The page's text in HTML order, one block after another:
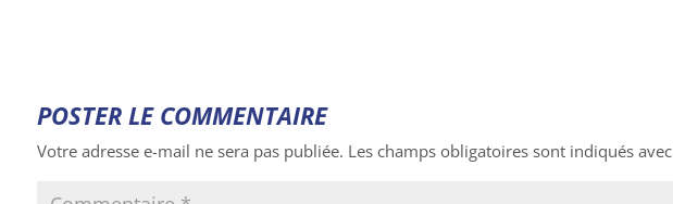
POSTER LE COMMENTAIRE
Votre adresse e-mail ne sera pas publiée. Les champs obligatoires sont indiqués avec